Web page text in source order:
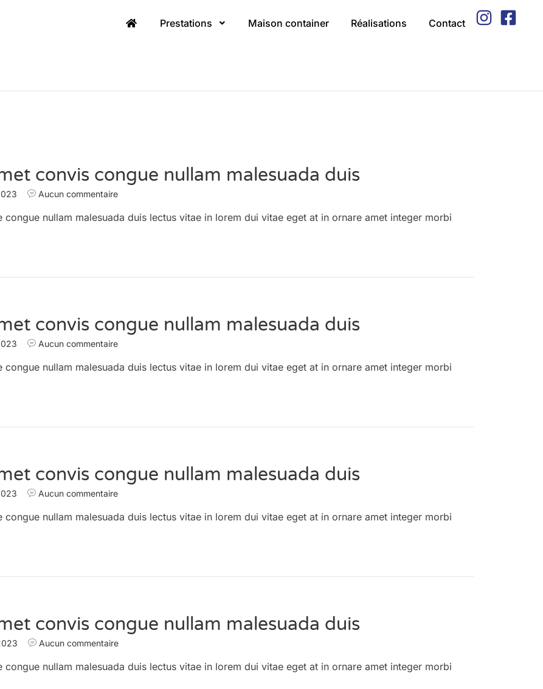
Prestations Maison container Réalisations Contact
convis congue nullam malesuada duis
Aucun commentaire
nullam malesuada duis lectus vitae in lorem dui vitae eget at in ornare amet integer morbi
convis congue nullam malesuada duis
Aucun commentaire
nullam malesuada duis lectus vitae in lorem dui vitae eget at in ornare amet integer morbi
convis congue nullam malesuada duis
Aucun commentaire
nullam malesuada duis lectus vitae in lorem dui vitae eget at in ornare amet integer morbi
convis congue nullam malesuada duis
Aucun commentaire
nullam malesuada duis lectus vitae in lorem dui vitae eget at in ornare amet integer morbi